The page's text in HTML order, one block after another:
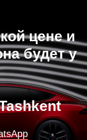
цене и
будет у